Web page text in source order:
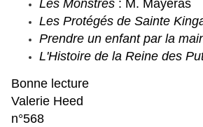
Les Monstres : M. Mayeras
Les Protégés de Sainte
Prendre un enfant par la
L'Histoire de la Reine des
Bonne lecture
Valerie Heed
n°568